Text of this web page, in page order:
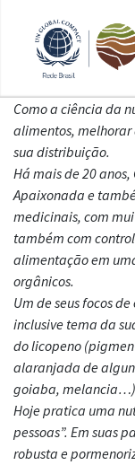
Como a ciência da
alimentos,
sua distribuição.
Há mais de 20
Apaixonada e
medicinais, com
também com
alimentação em
orgânicos.
Um de seus focos
inclusive tema da
do licopeno (
alaranjada de
goiaba, melancia…
Hoje pratica uma
pessoas”. Em suas
robusta e